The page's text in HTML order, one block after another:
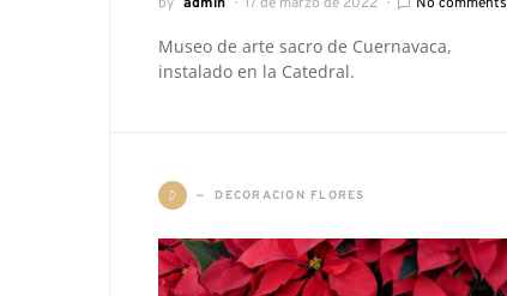
by admin 17 de marzo de 2022 No comments
Museo de arte sacro de Cuernavaca,
instalado en la Catedral.
D DECORACION FLORES